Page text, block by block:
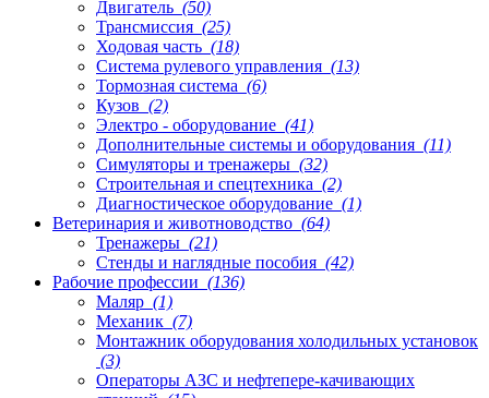
Двигатель (50)
Трансмиссия (25)
Ходовая часть (18)
Система рулевого управления (13)
Тормозная система (6)
Кузов (2)
Электро - оборудование (41)
Дополнительные системы и оборудования (11)
Симуляторы и тренажеры (32)
Строительная и спецтехника (2)
Диагностическое оборудование (1)
Ветеринария и животноводство (64)
Тренажеры (21)
Стенды и наглядные пособия (42)
Рабочие профессии (136)
Маляр (1)
Механик (7)
Монтажник оборудования холодильных установок
(3)
Операторы АЗС и нефтепере-качивающих